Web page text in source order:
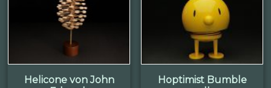
Helicone von John
Hoptimist Bumble